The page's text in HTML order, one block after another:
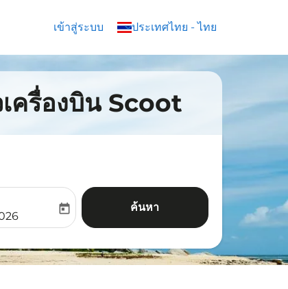
เข้าสู่ระบบ ประเทศไทย - ไทย
keyboard_arrow_down
ครื่องบิน Scoot
labelreturn-date-aria-label
today ค้นหา